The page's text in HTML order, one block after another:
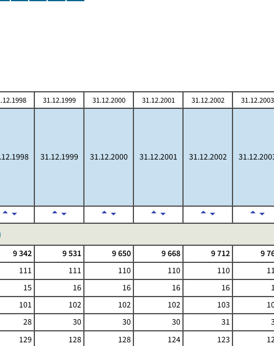
31.12.1999 31.12.2000 31.12.2001 31.12.2002 31.12.2003
31.12.1999 31.12.2000 31.12.2001 31.12.2002
9 342 9 531 9 650 9 668 9 712
9
111 111 110 110 110
15 16 16 16 16
101 102 102 102 103
28 30 30 30 31
129 128 128 124 123